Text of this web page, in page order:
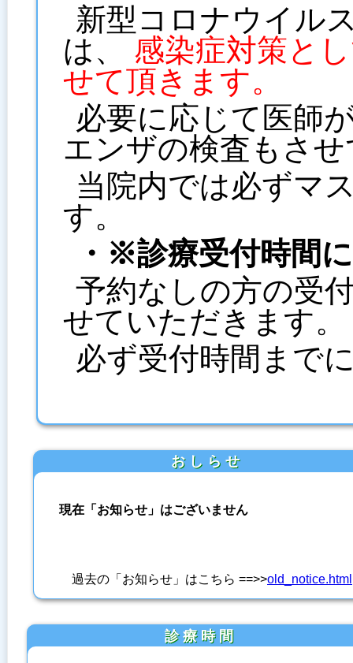
新型コロナウイル
は、 感染症対策と
せて頂きます。
必要に応じて医師
エンザの検査もさ
当院内では必ずマ
す。
・※診療受付時間
予約なしの方の受
せていただきます。
必ず受付時間まで
お し ら せ
現在「お知らせ」はございません
過去の「お知らせ」はこちら ==>>old_notice.html
診 療 時 間